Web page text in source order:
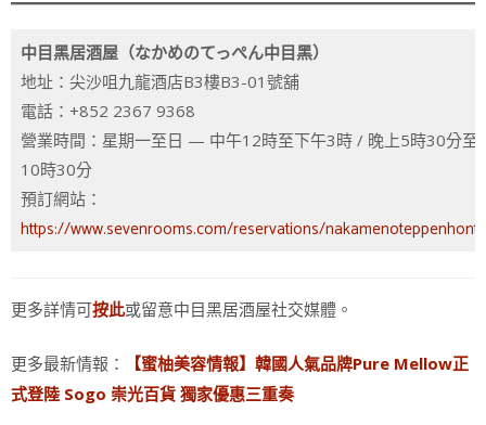
中目黑居酒屋（なかめのてっぺん中目黑）
地址：尖沙咀九龍酒店B3樓B3-01號舖
電話：+852 2367 9368
營業時間：星期一至日 — 中午12時至下午3時 / 晚上5時30分至
10時30分
預訂網站：
https://www.sevenrooms.com/reservations/
更多詳情可按此或留意中目黑居酒屋社交媒體。
更多最新情報：
【蜜柚美容情報】韓國人氣品牌Pure Mellow正
式登陸 Sogo 崇光百貨 獨家優惠三重奏